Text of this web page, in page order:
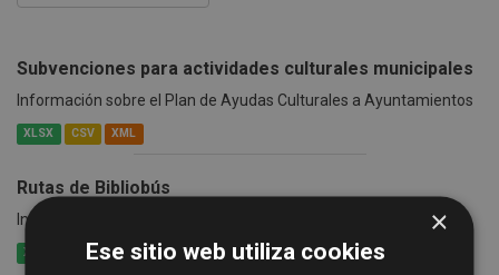
Subvenciones para actividades culturales municipales
Información sobre el Plan de Ayudas Culturales a Ayuntamientos
XLSX CSV XML
Rutas de Bibliobús
Información de las rutas y calendario del Servicio de Bibliobús
XLSX CSV XML
×
Ese sitio web utiliza cookies